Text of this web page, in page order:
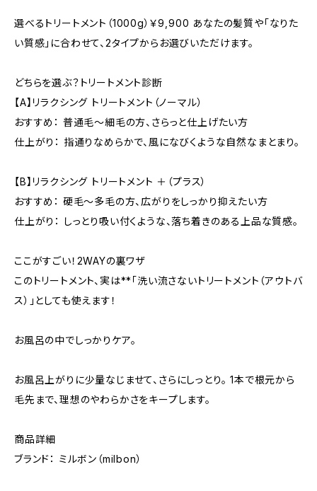
選べるトリートメント（1000g）￥9,900 あなたの髪質や「なりた
い質感」に合わせて、2タイプからお選びいただけます。
どちらを選ぶ？トリートメント診断
【A】リラクシング トリートメント（ノーマル）
おすすめ： 普通毛〜細毛の方、さらっと仕上げたい方
仕上がり： 指通りなめらかで、風になびくような自然なまとまり。
【B】リラクシング トリートメント ＋（プラス）
おすすめ： 硬毛〜多毛の方、広がりをしっかり抑えたい方
仕上がり： しっとり吸い付くような、落ち着きのある上品な質感。
ここがすごい！2WAYの裏ワザ
このトリートメント、実は**「洗い流さないトリートメント（アウトバ
ス）」としても使えます！
お風呂の中でしっかりケア。
お風呂上がりに少量なじませて、さらにしっとり。 1本で根元から
毛先まで、理想のやわらかさをキープします。
商品詳細
ブランド： ミルボン（milbon）